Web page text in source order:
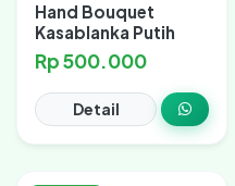
Hand Bouquet
Kasablanka Putih
Rp 500.000
Detail